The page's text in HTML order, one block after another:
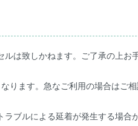
は致しかねます。ご了承の上お
ります。急なご利用の場合はご相
ブルによる延着が発生する場合